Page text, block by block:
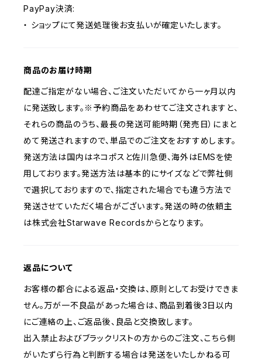
PayPay決済:
・ ショップにて発送処理後お支払いが確定いたします。
商品のお届け時期
配達ご指定がない場合、ご注文いただいてから一ヶ月以内
に発送致します。※予約商品をあわせてご注文されますと、
それらの商品のうち、最長の発送可能時期（発売日）にまと
めて発送されますので、単品でのご注文をおすすめします。
発送方法は国内はネコポスと佐川急便、海外はEMSを使
用しております。発送方法は基本的にサイズなどで弊社側
で選択しておりますので、指定された場合でも違う方法で
発送させていただく場合がございます。発送の時の依頼主
は株式会社Starwave Recordsからとなります。
返品について
お客様の都合による返品・交換は、原則としてお受けできま
せん。万が一不良品があった場合は、商品到着後3日以内
にご連絡の上、ご返品後、良品と交換致します。
出入禁止およびブラックリストの方からのご注文、こちら側
がいたずら行為と判断する場合は発送をいたしかねる可